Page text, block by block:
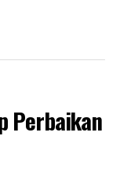
Perbaikan